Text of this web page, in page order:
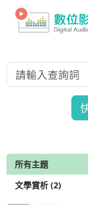
所有主題
文學賞析 (2)